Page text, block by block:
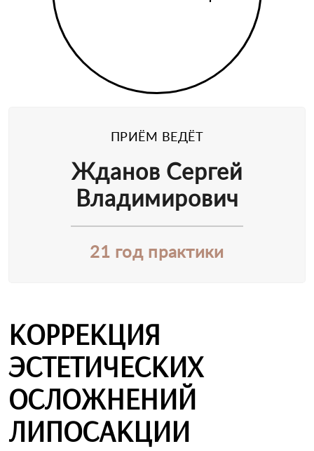
ПРИЁМ ВЕДЁТ
Жданов Сергей
Владимирович
21 год практики
КОРРЕКЦИЯ
ЭСТЕТИЧЕСКИХ
ОСЛОЖНЕНИЙ
ЛИПОСАКЦИИ